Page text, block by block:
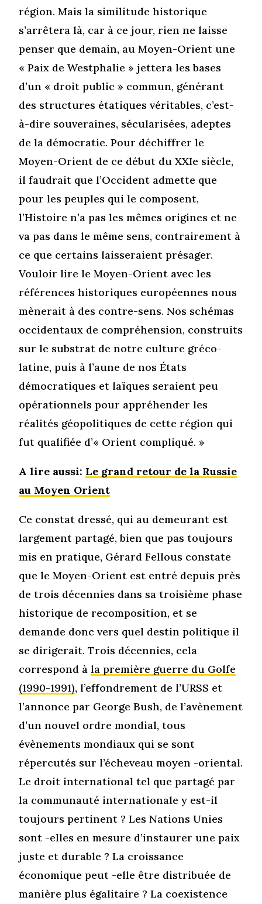
région. Mais la similitude historique
s’arrêtera là, car à ce jour, rien ne laisse
penser que demain, au Moyen-Orient une
« Paix de Westphalie » jettera les bases
d’un « droit public » commun, générant
des structures étatiques véritables, c’est-
à-dire souveraines, sécularisées, adeptes
de la démocratie. Pour déchiffrer le
Moyen-Orient de ce début du XXIe siècle,
il faudrait que l’Occident admette que
pour les peuples qui le composent,
l’Histoire n’a pas les mêmes origines et ne
va pas dans le même sens, contrairement à
ce que certains laisseraient présager.
Vouloir lire le Moyen-Orient avec les
références historiques européennes nous
mènerait à des contre-sens. Nos schémas
occidentaux de compréhension, construits
sur le substrat de notre culture gréco-
latine, puis à l’aune de nos États
démocratiques et laïques seraient peu
opérationnels pour appréhender les
réalités géopolitiques de cette région qui
fut qualifiée d’« Orient compliqué. »
A lire aussi: Le grand retour de la Russie
au Moyen Orient
Ce constat dressé, qui au demeurant est
largement partagé, bien que pas toujours
mis en pratique, Gérard Fellous constate
que le Moyen-Orient est entré depuis près
de trois décennies dans sa troisième phase
historique de recomposition, et se
demande donc vers quel destin politique il
se dirigerait. Trois décennies, cela
correspond àla première guerre du Golfe
(1990-1991), l’effondrement de l’URSS et
l’annonce par George Bush, de l’avènement
d’un nouvel ordre mondial, tous
évènements mondiaux qui se sont
répercutés sur l’écheveau moyen -oriental.
Le droit international tel que partagé par
la communauté internationale y est-il
toujours pertinent ? Les Nations Unies
sont -elles en mesure d’instaurer une paix
juste et durable ? La croissance
économique peut -elle être distribuée de
manière plus égalitaire ? La coexistence